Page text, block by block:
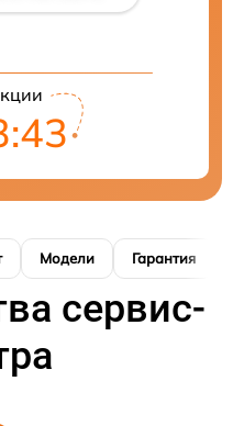
Модели Гарантия
сервис-